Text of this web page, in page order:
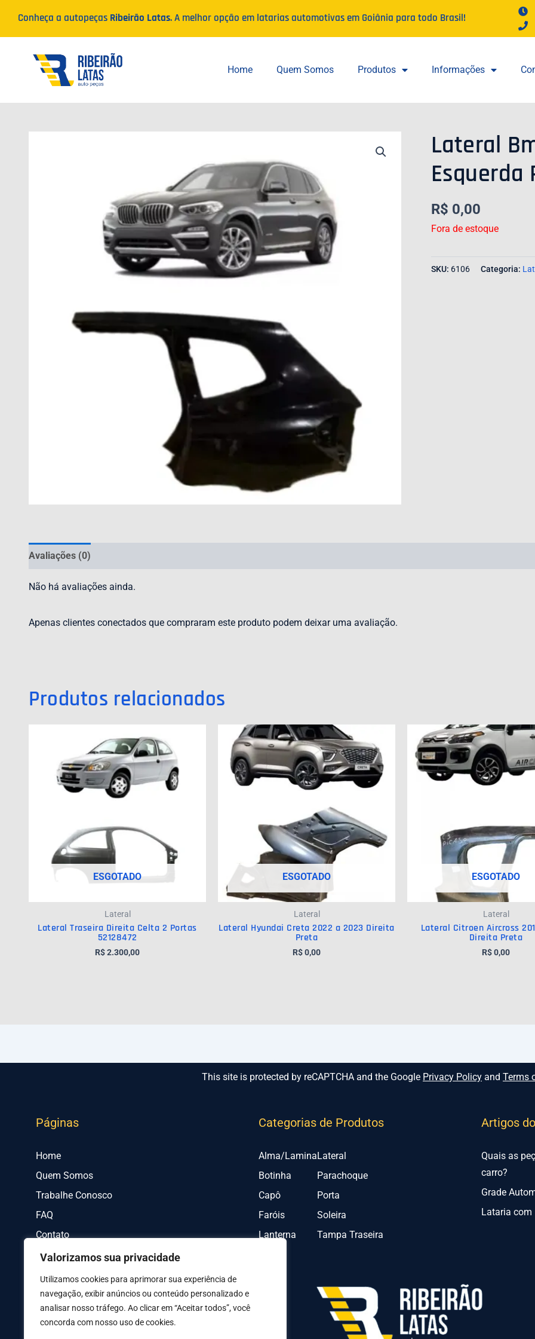
Valorizamos sua privacidade
Utilizamos cookies para aprimorar sua experiência de
navegação, exibir anúncios ou conteúdo personalizado e
analisar nosso tráfego. Ao clicar em “Aceitar todos”, você
concorda com nosso uso de cookies.
o
conteúdo
Conheça a autopeças Ribeirão Latas. A melhor opção em latarias automotivas em Goiânia para todo Brasil!
Home Quem Somos Produtos Informações
Lateral
Esquerda
R$ 0,00
Fora de estoque
SKU: 6106 Categoria:
Avaliações (0)
Não há avaliações ainda.
Apenas clientes conectados que compraram este produto podem deixar uma avaliação.
Produtos relacionados
ESGOTADO
Lateral
Lateral Traseira Direita Celta 2 Portas
52128472
R$2.300,00
ESGOTADO
Lateral
Lateral Hyundai Creta 2022 a 2023 Direita
Preta
R$0,00
ESGOTADO
Lateral
Lateral Citroen Aircross
Direita Preta
R$0,00
This site is protected by reCAPTCHA and the Google Privacy Policy and Terms
Páginas
Home
Quem Somos
Trabalhe Conosco
FAQ
Contato
Categorias de Produtos
Alma/Lamina
Botinha
Capô
Faróis
Lanterna
Lateral
Parachoque
Porta
Soleira
Tampa Traseira
Artigos
Quais as
carro?
Grade
Lataria com